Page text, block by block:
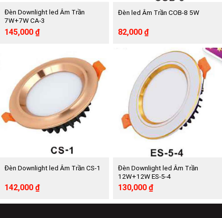
Đèn Downlight led Âm Trần
7W+7W CA-3
Giá
145,000 ₫Giá
hiện
145,000 ₫.
Đèn led Âm Trần COB-8 5W
Giá
gốc
82,000 ₫Giá
hiện
82,000 ₫.
Đèn Downlight led Âm Trần CS-1
Giá
là:
142,000 ₫Giá
tại
Đèn Downlight led Âm Trần
12W+12W ES-5-4
Giá
là:
130,000 ₫Giá
tại